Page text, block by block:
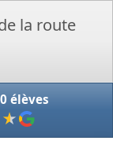
élèves
★